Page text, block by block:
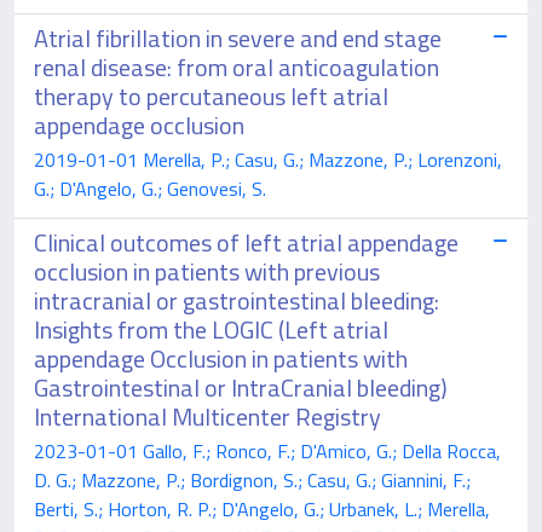
Atrial fibrillation in severe and end stage
renal disease: from oral anticoagulation
therapy to percutaneous left atrial
appendage occlusion
2019-01-01 Merella, P.; Casu, G.; Mazzone, P.; Lorenzoni,
G.; D'Angelo, G.; Genovesi, S.
Clinical outcomes of left atrial appendage
occlusion in patients with previous
intracranial or gastrointestinal bleeding:
Insights from the LOGIC (Left atrial
appendage Occlusion in patients with
Gastrointestinal or IntraCranial bleeding)
International Multicenter Registry
2023-01-01 Gallo, F.; Ronco, F.; D'Amico, G.; Della Rocca,
D. G.; Mazzone, P.; Bordignon, S.; Casu, G.; Giannini, F.;
Berti, S.; Horton, R. P.; D'Angelo, G.; Urbanek, L.; Merella,